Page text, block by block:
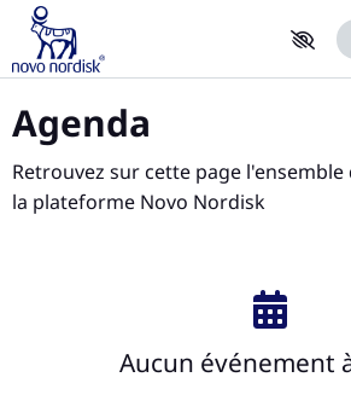
Agenda
Retrouvez sur cette page
la plateforme Novo Nordisk
Aucun événement